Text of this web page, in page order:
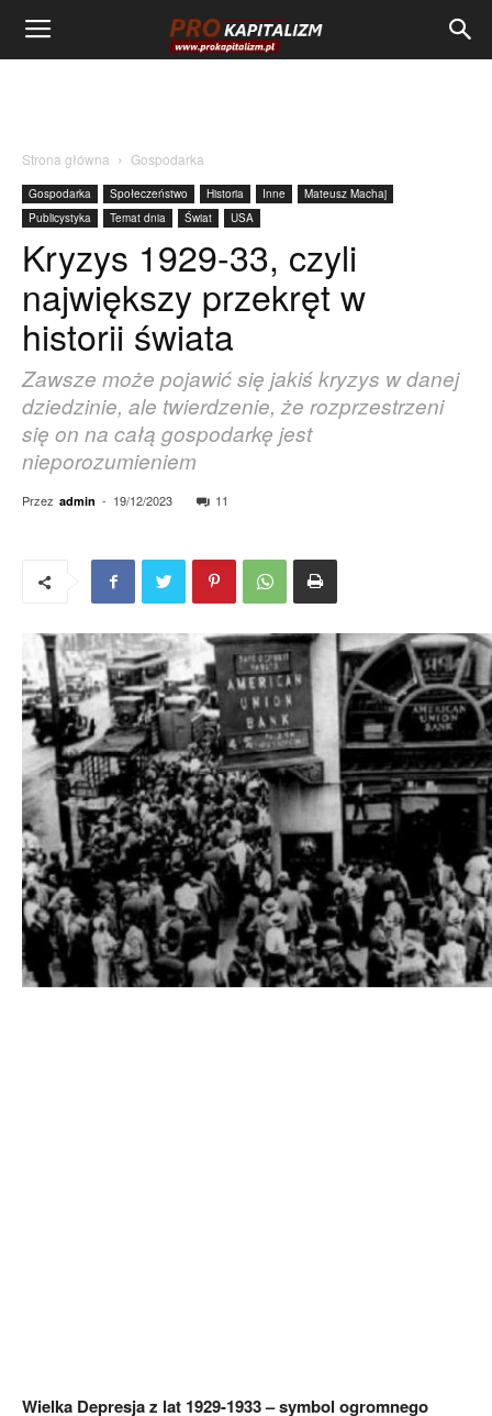
Strona główna Gospodarka
Gospodarka Społeczeństwo Historia Inne
Mateusz Machaj
Publicystyka
Temat dnia Świat USA
Kryzys 1929-33, czyli
największy przekręt w
historii świata
Zawsze może pojawić się jakiś kryzys w danej
dziedzinie, ale twierdzenie, że rozprzestrzeni
się on na całą gospodarkę jest
nieporozumieniem
Przez admin - 19/12/2023 11
Wielka Depresja z lat 1929-1933 – symbol ogromnego